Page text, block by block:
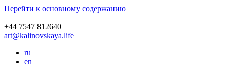
Перейти к основному содержанию
+44 7547 812640
art@kalinovskaya.life
ru
en